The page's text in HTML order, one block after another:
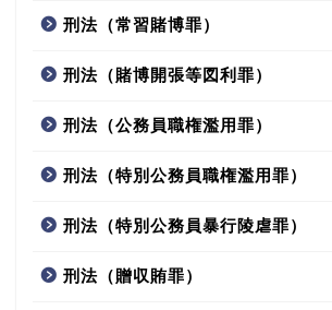
刑法（常習賭博罪）
刑法（賭博開張等図利罪）
刑法（公務員職権濫用罪）
刑法（特別公務員職権濫用罪）
刑法（特別公務員暴行陵虐罪）
刑法（贈収賄罪）